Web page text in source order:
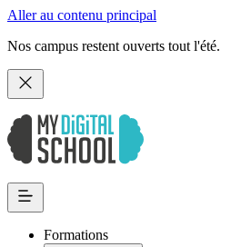
Aller au contenu principal
Nos campus restent ouverts tout l'été.
Formations